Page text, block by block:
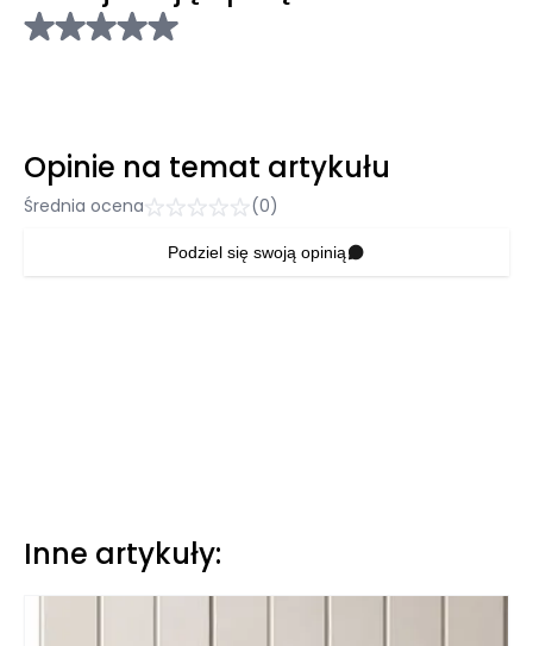
Opinie na temat artykułu
Średnia ocena (0)
Podziel się swoją opinią
Inne artykuły: